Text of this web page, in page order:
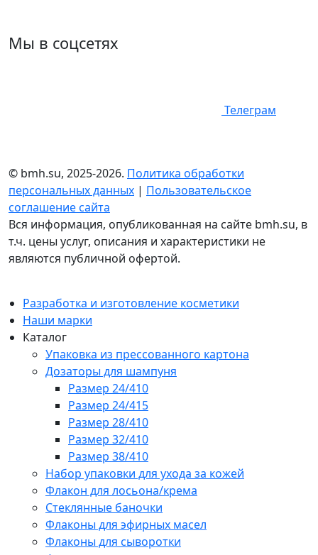
Мы в соцсетях
Телеграм
© bmh.su, 2025-2026. Политика обработки
персональных данных | Пользовательское
соглашение сайта
Вся информация, опубликованная на сайте bmh.su, в
т.ч. цены услуг, описания и характеристики не
являются публичной офертой.
Разработка и изготовление косметики
Наши марки
Каталог
Упаковка из прессованного картона
Дозаторы для шампуня
Размер 24/410
Размер 24/415
Размер 28/410
Размер 32/410
Размер 38/410
Набор упаковки для ухода за кожей
Флакон для лосьона/крема
Стеклянные баночки
Флаконы для эфирных масел
Флаконы для сыворотки